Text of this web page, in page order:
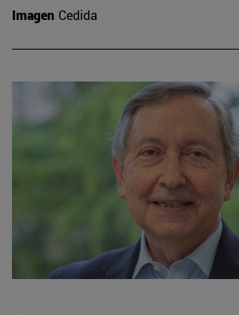
Imagen Cedida